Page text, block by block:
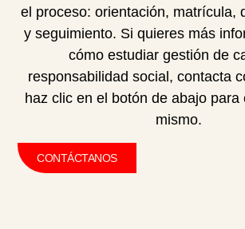
el proceso: orientación, matrícula,
y seguimiento. Si quieres más
cómo estudiar gestión de
responsabilidad social, contacta
haz clic en el botón de abajo para
mismo.
CONTÁCTANOS